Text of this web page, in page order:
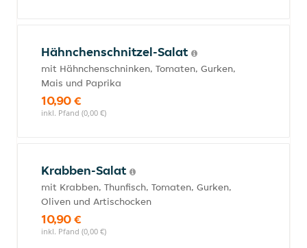
Hähnchenschnitzel-Salat
mit Hähnchenschninken, Tomaten, Gurken,
Mais und Paprika
10,90 €
inkl. Pfand (0,00 €)
Krabben-Salat
mit Krabben, Thunfisch, Tomaten, Gurken,
Oliven und Artischocken
10,90 €
inkl. Pfand (0,00 €)